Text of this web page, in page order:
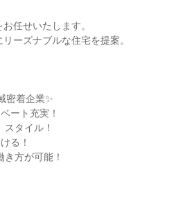
任せいたします。
ーズナブルな住宅を提案。
密着企業✨
ート充実！
タイル！
る！
方が可能！